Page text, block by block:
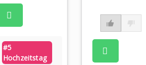
#5
Hochzeitstag